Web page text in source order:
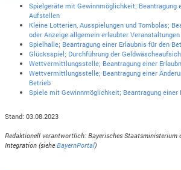
Spielgeräte mit Gewinnmöglichkeit; Beantragung
Aufstellen
Kleine Lotterien, Ausspielungen und Tombolas;
oder Anzeige allgemein erlaubter Veranstaltungen
Spielhalle; Beantragung einer Erlaubnis für den
Glücksspiel; Durchführung der
Wettvermittlungsstelle; Beantragung einer
Wettvermittlungsstelle; Beantragung einer
Betrieb
Spiele mit Gewinnmöglichkeit; Beantragung
Stand: 03.08.2023
Redaktionell verantwortlich: Bayerisches Staatsministerium
Integration (sieheBayernPortal)